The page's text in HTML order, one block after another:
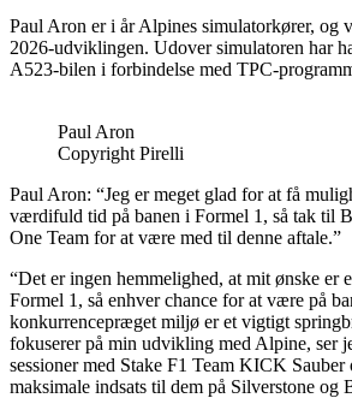
Paul Aron er i år Alpines simulatorkører, og
2026-udviklingen. Udover simulatoren har
A523-bilen i forbindelse med TPC-
Paul Aron
Copyright Pirelli
Paul Aron: “Jeg er meget glad for at få
værdifuld tid på banen i Formel 1, så tak til
One Team for at være med til denne aftale.”
“Det er ingen hemmelighed, at mit ønske er
Formel 1, så enhver chance for at være på
konkurrencepræget miljø er et vigtigt
fokuserer på min udvikling med Alpine, ser
sessioner med Stake F1 Team KICK Sauber
maksimale indsats til dem på Silverstone og